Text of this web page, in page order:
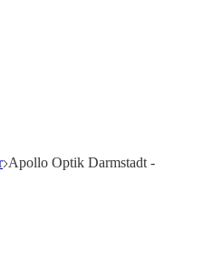
Apollo Optik Darmstadt -